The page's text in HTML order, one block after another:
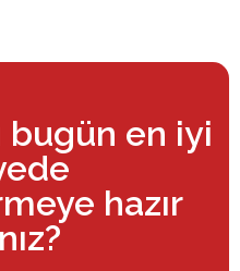
bugün en iyi
hazır